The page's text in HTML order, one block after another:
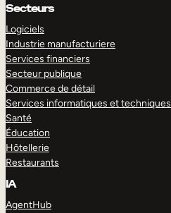
Secteurs
Logiciels
Industrie manufacturiere
Services financiers
Secteur publique
Commerce de détail
Services informatiques et techniques
Santé
Éducation
Hôtellerie
Restaurants
IA
AgentHub